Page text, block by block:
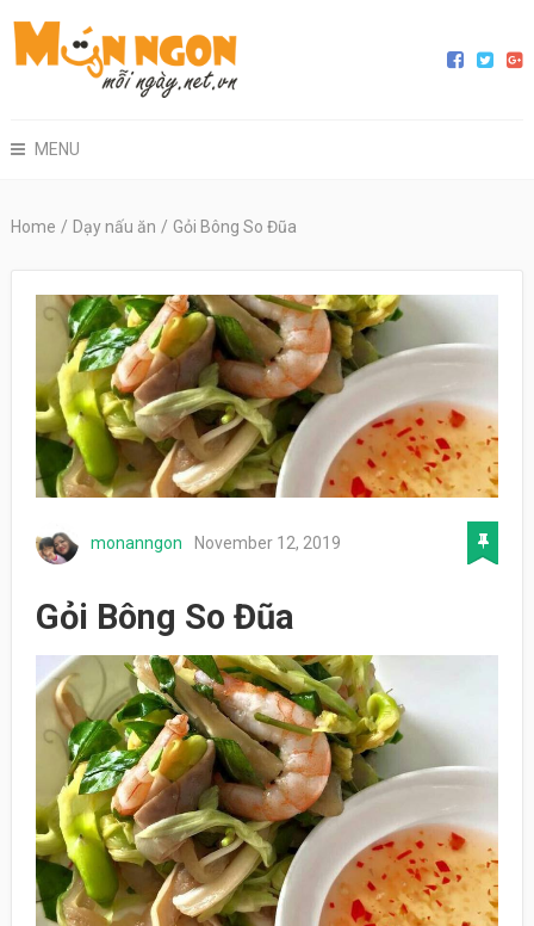
MENU
Home / Dạy nấu ăn / Gỏi Bông So Đũa
monanngon November 12, 2019
Gỏi Bông So Đũa